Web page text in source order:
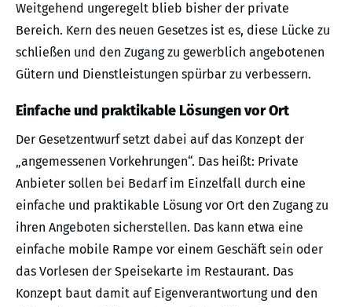
Weitgehend ungeregelt blieb bisher der private
Bereich. Kern des neuen Gesetzes ist es, diese Lücke zu
schließen und den Zugang zu gewerblich angebotenen
Gütern und Dienstleistungen spürbar zu verbessern.
Einfache und praktikable Lösungen vor Ort
Der Gesetzentwurf setzt dabei auf das Konzept der
„angemessenen Vorkehrungen“. Das heißt: Private
Anbieter sollen bei Bedarf im Einzelfall durch eine
einfache und praktikable Lösung vor Ort den Zugang zu
ihren Angeboten sicherstellen. Das kann etwa eine
einfache mobile Rampe vor einem Geschäft sein oder
das Vorlesen der Speisekarte im Restaurant. Das
Konzept baut damit auf Eigenverantwortung und den